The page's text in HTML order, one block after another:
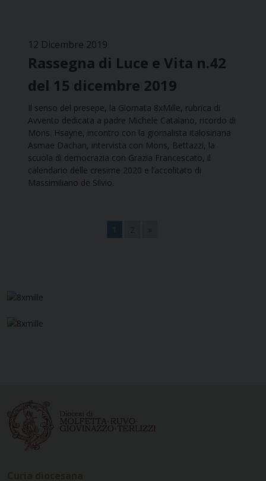
12 Dicembre 2019
Rassegna di Luce e Vita n.42
del 15 dicembre 2019
Il senso del presepe, la Giornata 8xMille, rubrica di
Avvento dedicata a padre Michele Catalano, ricordo di
Mons. Hsayne, incontro con la giornalista italosiriana
Asmae Dachan, intervista con Mons, Bettazzi, la
scuola di democrazia con Grazia Francescato, il
calendario delle cresime 2020 e l’accolitato di
Massimiliano de Silvio.
1